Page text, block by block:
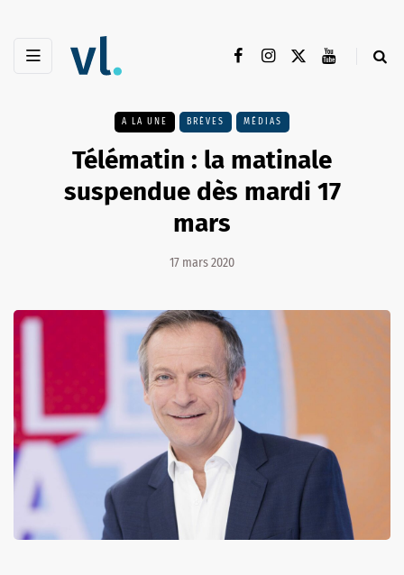
A LA UNE BRÈVES MÉDIAS
Télématin : la matinale
suspendue dès mardi 17
mars
17 mars 2020